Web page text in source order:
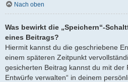
Nach oben
Was bewirkt die „Speichern“-
eines Beitrags?
Hiermit kannst du die geschriebene
einem späteren Zeitpunkt
gesicherten Beitrag kannst du mit der
Entwürfe verwalten“ in deinem